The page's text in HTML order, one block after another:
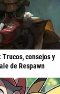
Trucos, consejos y
de Respawn